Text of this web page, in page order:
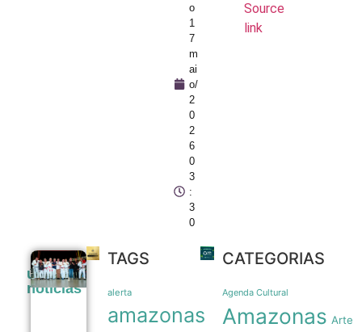
o
1
7
m
ai
o/
2
0
2
6
0
3
:
3
0
Source
link
últimas
noticias
Prefeitura
amplia apoio
jiu-jítsu para
TAGS
alerta
amazonas
CATEGORIAS
Agenda Cultural
Amazonas Arte